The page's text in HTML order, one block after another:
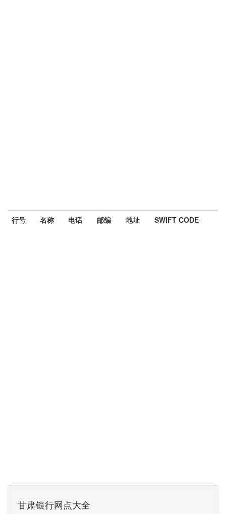
行号 名称 电话 邮编 地址 SWIFT CODE
甘肃银行网点大全